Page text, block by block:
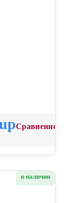
Сравнение
в наличии